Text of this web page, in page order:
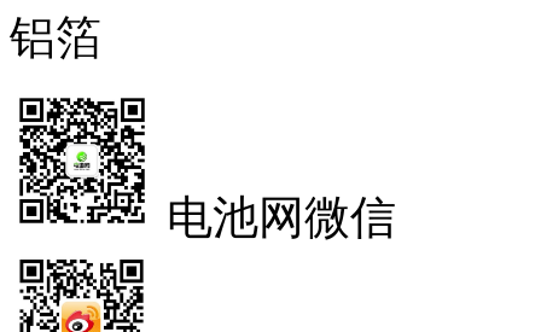
铝箔
电池网微信